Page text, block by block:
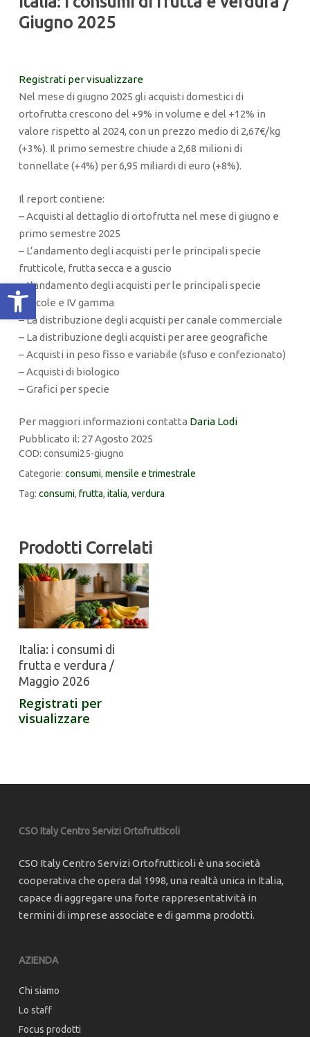
Apri la barra degli strumenti
Giugno 2025
Registrati per visualizzare
Nel mese di giugno 2025 gli acquisti domestici di
ortofrutta crescono del +9% in volume e del +12% in
valore rispetto al 2024, con un prezzo medio di 2,67€/kg
(+3%). Il primo semestre chiude a 2,68 milioni di
tonnellate (+4%) per 6,95 miliardi di euro (+8%).
Il report contiene:
– Acquisti al dettaglio di ortofrutta nel mese di giugno e
primo semestre 2025
– L’andamento degli acquisti per le principali specie
frutticole, frutta secca e a guscio
– L’andamento degli acquisti per le principali specie
orticole e IV gamma
– La distribuzione degli acquisti per canale commerciale
– La distribuzione degli acquisti per aree geografiche
– Acquisti in peso fisso e variabile (sfuso e confezionato)
– Acquisti di biologico
– Grafici per specie
Per maggiori informazioni contatta Daria Lodi
Pubblicato il: 27 Agosto 2025
COD: consumi25-giugno
Categorie: consumi, mensile e trimestrale
Tag: consumi, frutta, italia, verdura
Prodotti Correlati
Italia: i consumi di
frutta e verdura /
Maggio 2026
Registrati per
visualizzare
CSO Italy Centro Servizi Ortofrutticoli
CSO Italy Centro Servizi Ortofrutticoli è una società
cooperativa che opera dal 1998, una realtà unica in Italia,
capace di aggregare una forte rappresentatività in
termini di imprese associate e di gamma prodotti.
AZIENDA
Chi siamo
Lo staff
Focus prodotti